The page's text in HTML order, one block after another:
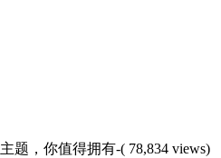
主题，你值得拥有-( 78,834 views)